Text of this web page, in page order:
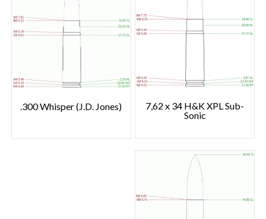
.300 Whisper (J.D. Jones)
7,62 x 34 H&K XPL Sub-
Sonic